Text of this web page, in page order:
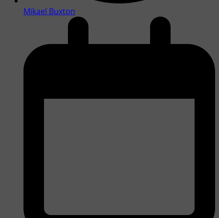
Mikael Buxton